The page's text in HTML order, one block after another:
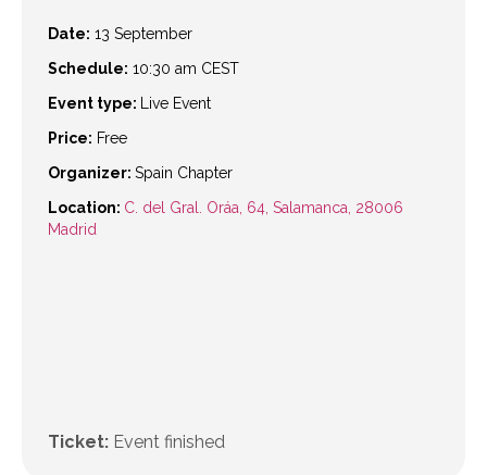
Date: 13 September
Schedule: 10:30 am CEST
Event type:
Live Event
Price: Free
Organizer: Spain Chapter
Location: C. del Gral. Oráa, 64, Salamanca, 28006
Madrid
Ticket: Event finished